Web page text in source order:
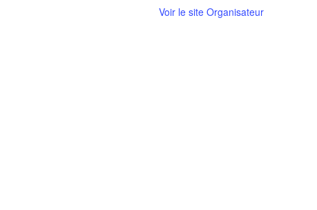
Voir le site Organisateur